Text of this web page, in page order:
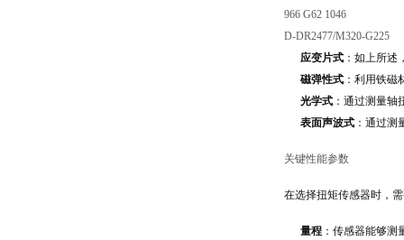
966 G62 1046
D-DR2477/M320-G225
应变片式 ：如上所
磁弹性式 ：利用铁
光学式 ：通过测量
表面声波式 ：通过
关键性能参数
在选择扭矩传感器时，
量程 ：传感器能够测